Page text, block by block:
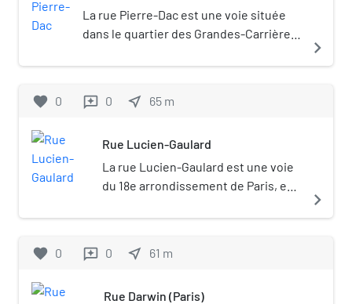
La rue Pierre-Dac est une voie située
dans le quartier des Grandes-Carrières
France.
navigate_next
favorite 0 reviews 0 near_me 65 m
Rue Lucien-Gaulard
La rue Lucien-Gaulard est une voie
du 18e arrondissement de Paris, en
navigate_next
favorite 0 reviews 0 near_me 61 m
Rue Darwin (Paris)